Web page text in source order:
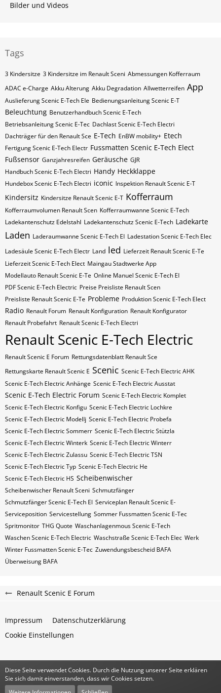
Bilder und Videos
Tags
3 Kindersitze 3 Kindersitze im Renault Sceni Abmessungen Kofferraum
ADAC e-Charge Akku Alterung Akku Degradation Allwetterreifen App
Auslieferung Scenic E-Tech Ele Bedienungsanleitung Scenic E-T
Beleuchtung Benutzerhandbuch Scenic E-Tech
Betriebsanleitung Scenic E-Tec Dachlast Scenic E-Tech Electri
Dachträger für den Renault Sce E-Tech EnBW mobility+ Etech
Fertigung Scenic E-Tech Electr Fussmatten Scenic E-Tech Elect
Fußsensor Ganzjahresreifen Geräusche GJR
Handbuch Scenic E-Tech Electri Handy Heckklappe
Hundebox Scenic E-Tech Electri iconic Inspektion Renault Scenic E-T
Kindersitz Kindersitze Renault Scenic E-T Kofferraum
Kofferraumvolumen Renault Scen Kofferraumwanne Scenic E-Tech
Ladekantenschutz Edelstahl Ladekantenschutz Scenic E-Tech Ladekarte
Laden Laderaumwanne Scenic E-Tech El Ladestation Scenic E-Tech Elec
Ladesäule Scenic E-Tech Electr Land led Lieferzeit Renault Scenic E-Te
Lieferzeit Scenic E-Tech Elect Maingau Stadtwerke App
Modellauto Renault Scenic E-Te Online Manuel Scenic E-Tech El
PDF Scenic E-Tech Electric Preise Preisliste Renault Scen
Preisliste Renault Scenic E-Te Probleme Produktion Scenic E-Tech Elect
Radio Renault Forum Renault Konfiguration Renault Konfigurator
Renault Probefahrt Renault Scenic E-Tech Electri
Renault Scenic E-Tech Electric
Renault Scenic E Forum Rettungsdatenblatt Renault Sce
Rettungskarte Renault Scenic E Scenic Scenic E-Tech Electric AHK
Scenic E-Tech Electric Anhänge Scenic E-Tech Electric Ausstat
Scenic E-Tech Electric Forum Scenic E-Tech Electric Komplet
Scenic E-Tech Electric Konfigu Scenic E-Tech Electric Lochkre
Scenic E-Tech Electric Modellj Scenic E-Tech Electric Probefa
Scenic E-Tech Electric Sommerr Scenic E-Tech Electric Stützla
Scenic E-Tech Electric Winterk Scenic E-Tech Electric Winterr
Scenic E-Tech Electric Zulassu Scenic E-Tech Electric​​​​ TSN
Scenic E-Tech Electric​​​​ Typ Scenic E-Tech Electric​​​​​ He
Scenic E-Tech Electric​​​​​ HS Scheibenwischer
Scheibenwischer Renault​ Sceni Schmutzfänger
Schmutzfänger Scenic E-Tech El Serviceplan Renault Scenic E-
Serviceposition Servicestellung Sommer Fussmatten Scenic E-Tec
Spritmonitor THG Quote Waschanlagenmous Scenic E-Tech
Waschen Scenic E-Tech Electric Waschstraße Scenic E-Tech Elec Werk
Winter Fussmatten Scenic E-Tec Zuwendungsbescheid BAFA
Überweisung BAFA
Renault Scenic E Forum
Impressum
Datenschutzerklärung
Cookie Einstellungen
Community-Software:WoltLab Suite™
Stil:Classicvon
Diese Seite verwendet Cookies. Durch die Nutzung unserer Seite erklären
Sie sich damit einverstanden, dass wir Cookies setzen.